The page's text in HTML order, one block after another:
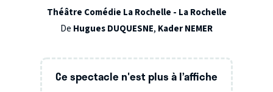
Théâtre Comédie La Rochelle - La Rochelle
De Hugues DUQUESNE, Kader NEMER
Ce spectacle n'est plus à l’affiche